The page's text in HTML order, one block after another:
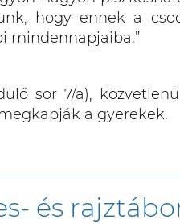
hogy ennek a
mindennapjaiba.”
sor 7/a),
a gyerekek.
és